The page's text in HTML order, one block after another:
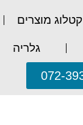
קטלוג מוצרים
גלריה